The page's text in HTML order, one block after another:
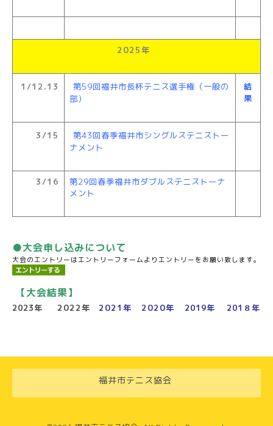
2025年
1/12.13
第59回福井市長杯テニス選手権（一般の
部）
結
果
3/15
第43回春季福井市シングルステニストー
ナメント
3/16
第29回春季福井市ダブルステニストーナ
メント
●大会申し込みについて
大会のエントリーはエントリーフォームよりエントリーをお願い致します。
【大会結果】
2023年 2022年 2021年 2020年 2019年 201８年
福井市テニス協会